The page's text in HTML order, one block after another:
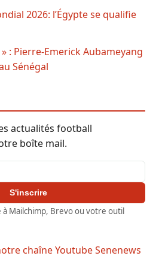
2026: l’Égypte se qualifie
: Pierre-Emerick Aubameyang
Sénégal
actualités football
boîte mail.
S'inscrire
Mailchimp, Brevo ou votre outil